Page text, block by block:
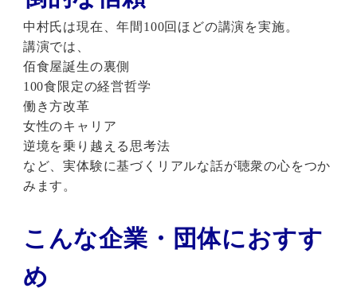
中村氏は現在、年間100回ほどの講演を実施。
講演では、
佰食屋誕生の裏側
100食限定の経営哲学
働き方改革
女性のキャリア
逆境を乗り越える思考法
など、実体験に基づくリアルな話が聴衆の心をつか
みます。
こんな企業・団体におすす
め